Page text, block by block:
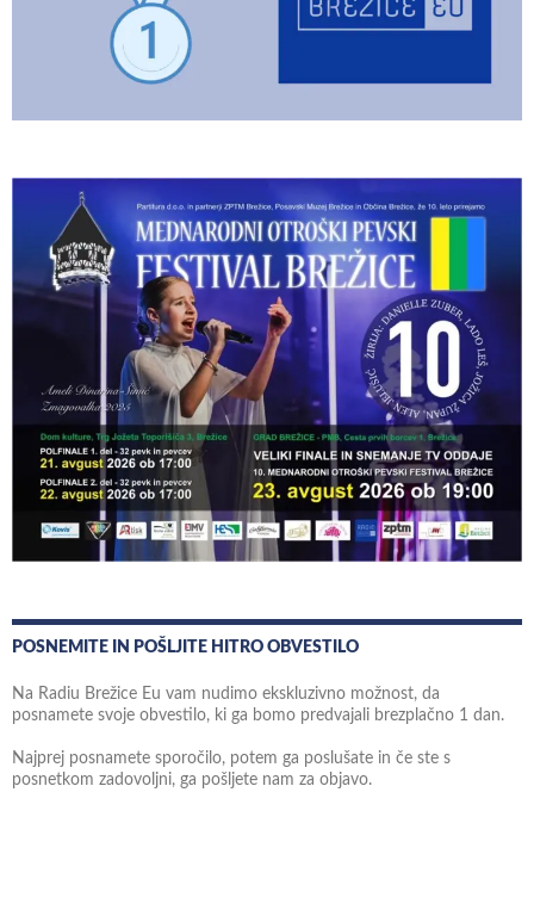
POSNEMITE IN POŠLJITE HITRO OBVESTILO
Na Radiu Brežice Eu vam nudimo ekskluzivno možnost, da
posnamete svoje obvestilo, ki ga bomo predvajali brezplačno 1 dan.
Najprej posnamete sporočilo, potem ga poslušate in če ste s
posnetkom zadovoljni, ga pošljete nam za objavo.